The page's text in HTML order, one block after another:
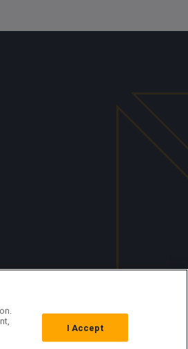
I Accept